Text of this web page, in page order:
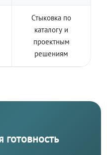
Стыковка по
каталогу и
проектным
решениям
готовность